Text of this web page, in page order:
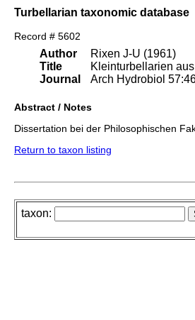
Turbellarian taxonomic database
Record # 5602
Author
Title
Journal
Rixen J-U (1961)
Kleinturbellarien
Arch Hydrobiol
Abstract / Notes
Dissertation bei der Philosophischen
Return to taxon listing
taxon: